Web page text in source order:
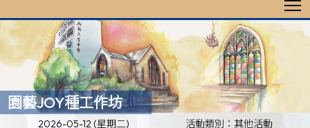
園藝JOY種工作坊
2026-05-12 (星期二) 活動類別：其他活動